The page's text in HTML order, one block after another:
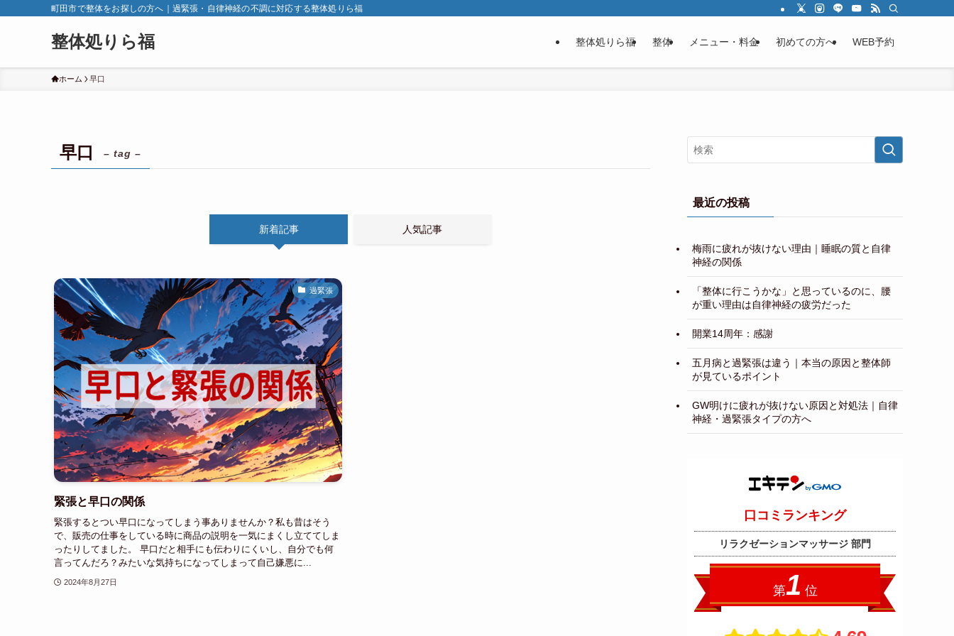
町田市で整体をお探しの方へ｜過緊張・自律神経の不調に対応する整体処りら福
整体処りら福 整体処りら福 整体 メニュー・料金 初めての方へ WEB予約
ホーム 早口
早口 – tag –
新着記事 人気記事
過緊張
緊張と早口の関係
緊張するとつい早口になってしまう事ありませんか？私も昔はそう
で、販売の仕事をしている時に商品の説明を一気にまくし立ててしま
ったりしてました。 早口だと相手にも伝わりにくいし、自分でも何
言ってんだろ？みたいな気持ちになってしまって自己嫌悪に...
2024年8月27日
最近の投稿
梅雨に疲れが抜けない理由｜睡眠の質と自律
神経の関係
「整体に行こうかな」と思っているのに、腰
が重い理由は自律神経の疲労だった
開業14周年：感謝
五月病と過緊張は違う｜本当の原因と整体師
が見ているポイント
GW明けに疲れが抜けない原因と対処法｜自律
神経・過緊張タイプの方へ